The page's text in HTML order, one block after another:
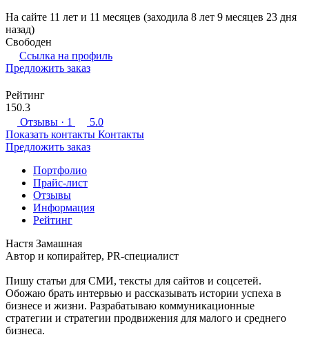
На сайте 11 лет и 11 месяцев (заходила 8 лет 9 месяцев 23 дня
назад)
Свободен
Ссылка на профиль
Предложить заказ
Рейтинг
150.3
Отзывы · 1
5.0
Показать контакты Контакты
Предложить заказ
Портфолио
Прайс-лист
Отзывы
Информация
Рейтинг
Настя Замашная
Автор и копирайтер, PR-специалист
Пишу статьи для СМИ, тексты для сайтов и соцсетей.
Обожаю брать интервью и рассказывать истории успеха в
бизнесе и жизни. Разрабатываю коммуникационные
стратегии и стратегии продвижения для малого и среднего
бизнеса.